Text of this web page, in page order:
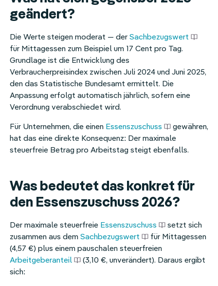
geändert?
Die Werte steigen moderat — der Sachbezugswert
für Mittagessen zum Beispiel um 17 Cent pro Tag.
Grundlage ist die Entwicklung des
Verbraucherpreisindex zwischen Juli 2024 und Juni 2025,
den das Statistische Bundesamt ermittelt. Die
Anpassung erfolgt automatisch jährlich, sofern eine
Verordnung verabschiedet wird.
Für Unternehmen, die einen Essenszuschuss
gewähren,
hat das eine direkte Konsequenz: Der maximale
steuerfreie Betrag pro Arbeitstag steigt ebenfalls.
Was bedeutet das konkret für
den Essenszuschuss 2026?
Der maximale steuerfreie Essenszuschuss
setzt sich
zusammen aus dem Sachbezugswert
für Mittagessen
(4,57 €) plus einem pauschalen steuerfreien
Arbeitgeberanteil
(3,10 €, unverändert). Daraus ergibt
sich: